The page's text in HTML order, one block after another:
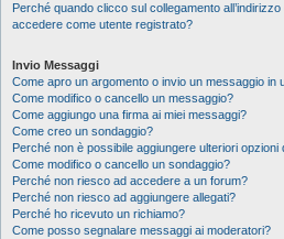
Perché quando clicco sul collegamento
accedere come utente registrato?
Invio Messaggi
Come apro un argomento o invio un messaggio in
Come modifico o cancello un messaggio?
Come aggiungo una firma ai miei messaggi?
Come creo un sondaggio?
Perché non è possibile aggiungere ulteriori opzioni
Come modifico o cancello un sondaggio?
Perché non riesco ad accedere a un forum?
Perché non riesco ad aggiungere allegati?
Perché ho ricevuto un richiamo?
Come posso segnalare messaggi ai moderatori?